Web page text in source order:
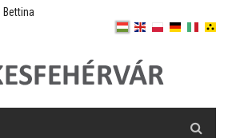
Bettina